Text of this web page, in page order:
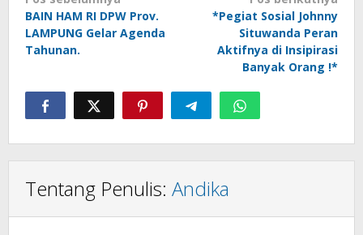
pos
BAIN HAM RI DPW Prov.
LAMPUNG Gelar Agenda
Tahunan.
*Pegiat Sosial Johnny
Situwanda Peran
Aktifnya di Insipirasi
Banyak Orang !*
Tentang Penulis: Andika